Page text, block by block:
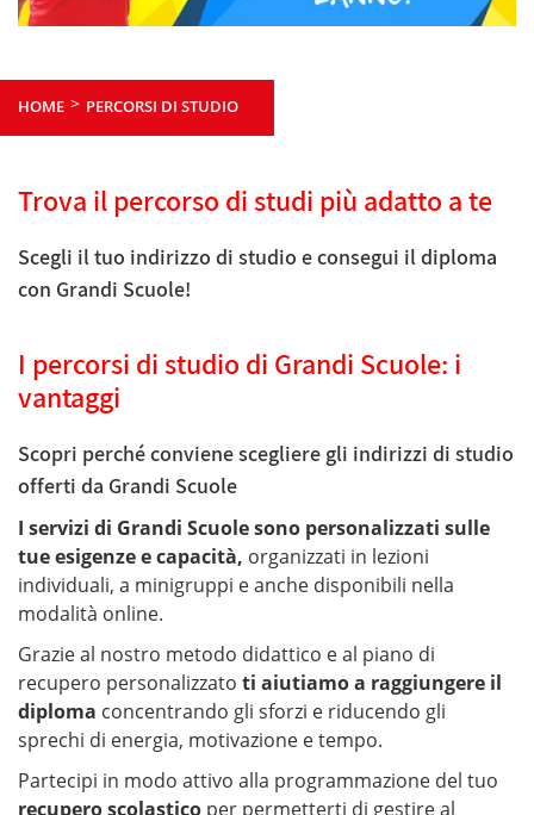
HOME > PERCORSI DI STUDIO
Trova il percorso di studi più adatto a te
Scegli il tuo indirizzo di studio e consegui il diploma
con Grandi Scuole!
I percorsi di studio di Grandi Scuole: i
vantaggi
Scopri perché conviene scegliere gli indirizzi di studio
offerti da Grandi Scuole
I servizi di Grandi Scuole sono personalizzati sulle
tue esigenze ecapacità, organizzati in lezioni
individuali, a minigruppi e anche disponibili nella
modalità online.
Grazie al nostro metodo didattico e al piano di
recupero personalizzato ti aiutiamo a raggiungere il
diploma concentrando gli sforzi e riducendo gli
sprechi di energia, motivazione e tempo.
Partecipi in modo attivo alla programmazione del tuo
recupero scolastico per permetterti di gestire al